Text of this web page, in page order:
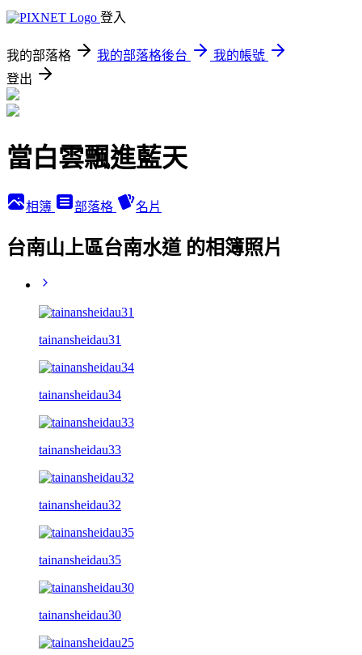
登入
我的部落格 我的部落格後台
我的帳號
登出
當白雲飄進藍天
相簿 部落格 名片
台南山上區台南水道 的相簿照片
tainansheidau31
tainansheidau34
tainansheidau33
tainansheidau32
tainansheidau35
tainansheidau30